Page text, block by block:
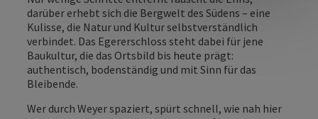
darüber erhebt sich die Bergwelt des Südens – eine
Kulisse, die Natur und Kultur selbstverständlich
verbindet. Das Egererschloss steht dabei für jene
Baukultur, die das Ortsbild bis heute prägt:
authentisch, bodenständig und mit Sinn für das
Bleibende.
Wer durch Weyer spaziert, spürt schnell, wie nah hier